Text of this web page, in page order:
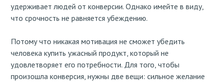
удерживает людей от конверсии. Однако имейте в виду,
что срочность не равняется убеждению.
Потому что никакая мотивация не сможет убедить
человека купить ужасный продукт, который не
удовлетворяет его потребности. Для того, чтобы
произошла конверсия, нужны две вещи: сильное желание